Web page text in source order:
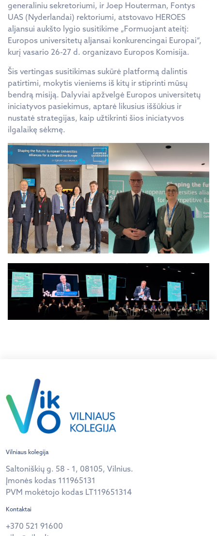
generaliniu sekretoriumi, ir Joep Houterman, Fontys
UAS (Nyderlandai) rektoriumi, atstovavo HEROES
aljansui aukšto lygio susitikime „Formuojant ateitį:
Europos universitetų aljansai konkurencingai Europai“,
kurį vasario 26-27 d. organizavo Europos Komisija.
Šis vertingas susitikimas sukūrė platformą dalintis
patirtimi, mokytis vieniems iš kitų ir stiprinti mūsų
bendrą misiją. Dalyviai apžvelgė Europos universitetų
iniciatyvos pasiekimus, aptarė likusius iššūkius ir
nustatė strategijas, kaip užtikrinti šios iniciatyvos
ilgalaikę sėkmę.
Vilniaus kolegija
Saltoniškių g. 58 - 1, 08105, Vilnius.
Įmonės kodas 111965131
PVM mokėtojo kodas LT119651314
Kontaktai
+370 521 91600